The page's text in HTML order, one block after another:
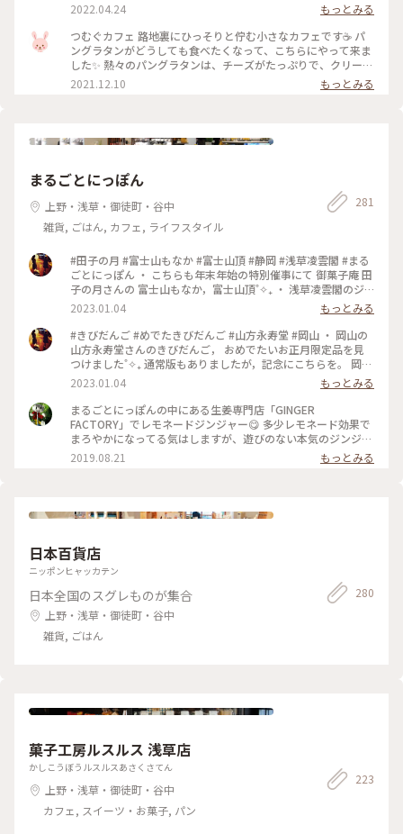
リカリのハフハフで美味しかったです😋🍴💗 そして前菜がと
っても好みでした💕 オシャレで可愛いアットホームな落ち着
く店内も大好きなので近くへ行ったらリピしたいな(*´︶`*)❤︎
#カフェランチ #パングラタン #つむぐカフェ #谷中 #根津 #千
駄木 #谷根千 #谷根千カフェ #カフェ巡り #38_カフェ巡り
2022.04.24
もっとみる
つむぐカフェ 路地裏にひっそりと佇む小さなカフェです☕ パ
ングラタンがどうしても食べたくなって、こちらにやって来ま
した✨ 熱々のパングラタンは、チーズがたっぷりで、クリーミ
ー❗ 前菜も美味しかったです🎵 #私のことりっぷ #つむぐカフ
ェ #パングラタン #ランチ
2021.12.10 もっとみる
まるごとにっぽん
上野・浅草・御徒町・谷中
雑貨, ごはん, カフェ, ライフスタイル
281
#田子の月 #富士山もなか #富士山頂 #静岡 #浅草凌雲閣 #まる
ごとにっぽん ・ こちらも年末年始の特別催事にて 御菓子庵 田
子の月さんの 富士山もなか，富士山頂˚✧₊ ・ 浅草凌雲閣のジ
オラマにもちょっぴり感動˚✧₊ 明治23年に完成した12階建ての
展望塔。 当時から浅草の賑わいが想像できますね。 ・ まるご
とにっぽん楽しみました♪
2023.01.04
もっとみる
#きびだんご #めでたきびだんご #山方永寿堂 #岡山 ・ 岡山の
山方永寿堂さんのきびだんご， おめでたいお正月限定品を見
つけました˚✧₊ 通常版もありましたが，記念にこちらを。 岡山
に行きたいです♡
2023.01.04
もっとみる
まるごとにっぽんの中にある生姜専門店「GINGER
FACTORY」でレモネードジンジャー😋 多少レモネード効果で
まろやかになってる気はしますが、遊びのない本気のジンジャ
エールです。 かなり辛めで、ストローで勢いよく吸うと生姜が
口にいっぱいに(笑) これは食べるジンジャエール！ 体がポカポ
2019.08.21 もっとみる
日本百貨店
ニッポンヒャッカテン
日本全国のスグレものが集合
上野・浅草・御徒町・谷中
雑貨, ごはん
280
菓子工房ルスルス 浅草店
かしこうぼうルスルスあさくさてん
上野・浅草・御徒町・谷中
カフェ, スイーツ・お菓子, パン
223